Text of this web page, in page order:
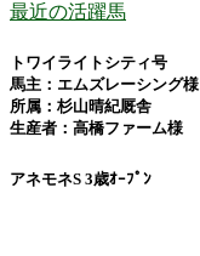
最近の活躍馬
トワイライトシティ号
馬主：エムズレーシング様
所属：杉山晴紀厩舎
生産者：高橋ファーム様
アネモネS 3歳ｵｰﾌﾟﾝ